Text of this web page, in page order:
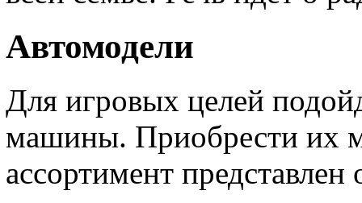
Автомодели
Для игровых целей
машины. Приобрести их
ассортимент